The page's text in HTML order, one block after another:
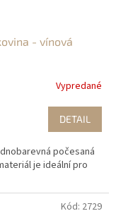
- vínová
Vypredané
DETAIL
počesaná
je ideální pro
Kód: 2729